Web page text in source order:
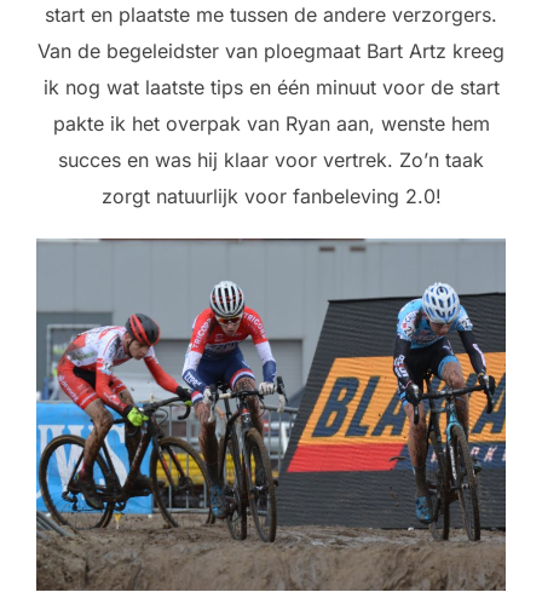
start en plaatste me tussen de andere verzorgers.
Van de begeleidster van ploegmaat Bart Artz kreeg
ik nog wat laatste tips en één minuut voor de start
pakte ik het overpak van Ryan aan, wenste hem
succes en was hij klaar voor vertrek. Zo’n taak
zorgt natuurlijk voor fanbeleving 2.0!